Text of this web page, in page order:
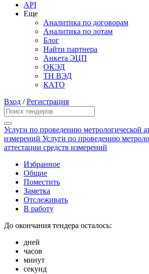
API
Еще
Аналитика по договорам
Аналитика по лотам
Блог
Найти партнера
Анкета ЭЦП
ОКЭД
ТН ВЭД
КАТО
Вход /Регистрация
Услуги по проведению метрологической
измерений Услуги по проведению
аттестации средств измерений
Избранное
Общие
Поместить
Заметка
Отслеживать
В работу
До окончания тендера осталось:
дней
часов
минут
секунд